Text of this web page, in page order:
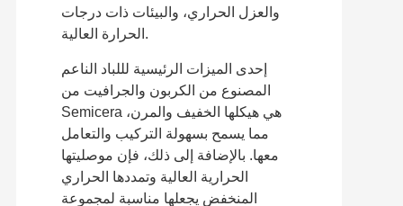
والعزل الحراري، والبيئات ذات درجات
الحرارة العالية.
إحدى الميزات الرئيسية لللباد الناعم
المصنوع من الكربون والجرافيت من
Semicera هي هيكلها الخفيف والمرن،
مما يسمح بسهولة التركيب والتعامل
معها. بالإضافة إلى ذلك، فإن موصليتها
الحرارية العالية وتمددها الحراري
المنخفض يجعلها مناسبة لمجموعة